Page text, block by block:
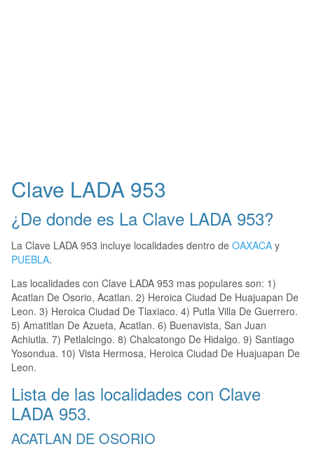
Clave LADA 953
¿De donde es La Clave LADA 953?
La Clave LADA 953 incluye localidades dentro de OAXACA y
PUEBLA.
Las localidades con Clave LADA 953 mas populares son: 1)
Acatlan De Osorio, Acatlan. 2) Heroica Ciudad De Huajuapan De
Leon. 3) Heroica Ciudad De Tlaxiaco. 4) Putla Villa De Guerrero.
5) Amatitlan De Azueta, Acatlan. 6) Buenavista, San Juan
Achiutla. 7) Petlalcingo. 8) Chalcatongo De Hidalgo. 9) Santiago
Yosondua. 10) Vista Hermosa, Heroica Ciudad De Huajuapan De
Leon.
Lista de las localidades con Clave
LADA 953.
ACATLAN DE OSORIO